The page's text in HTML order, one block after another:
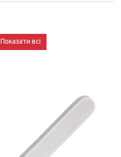
Показати всі